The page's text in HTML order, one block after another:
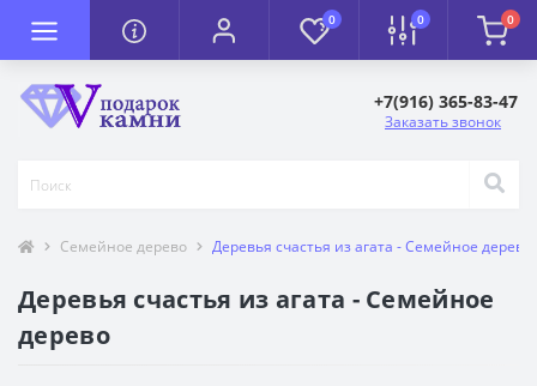
0 0 0
+7(916) 365-83-47
Заказать звонок
Семейное дерево Деревья счастья из агата - Семейное дерево
Деревья счастья из агата - Семейное
дерево